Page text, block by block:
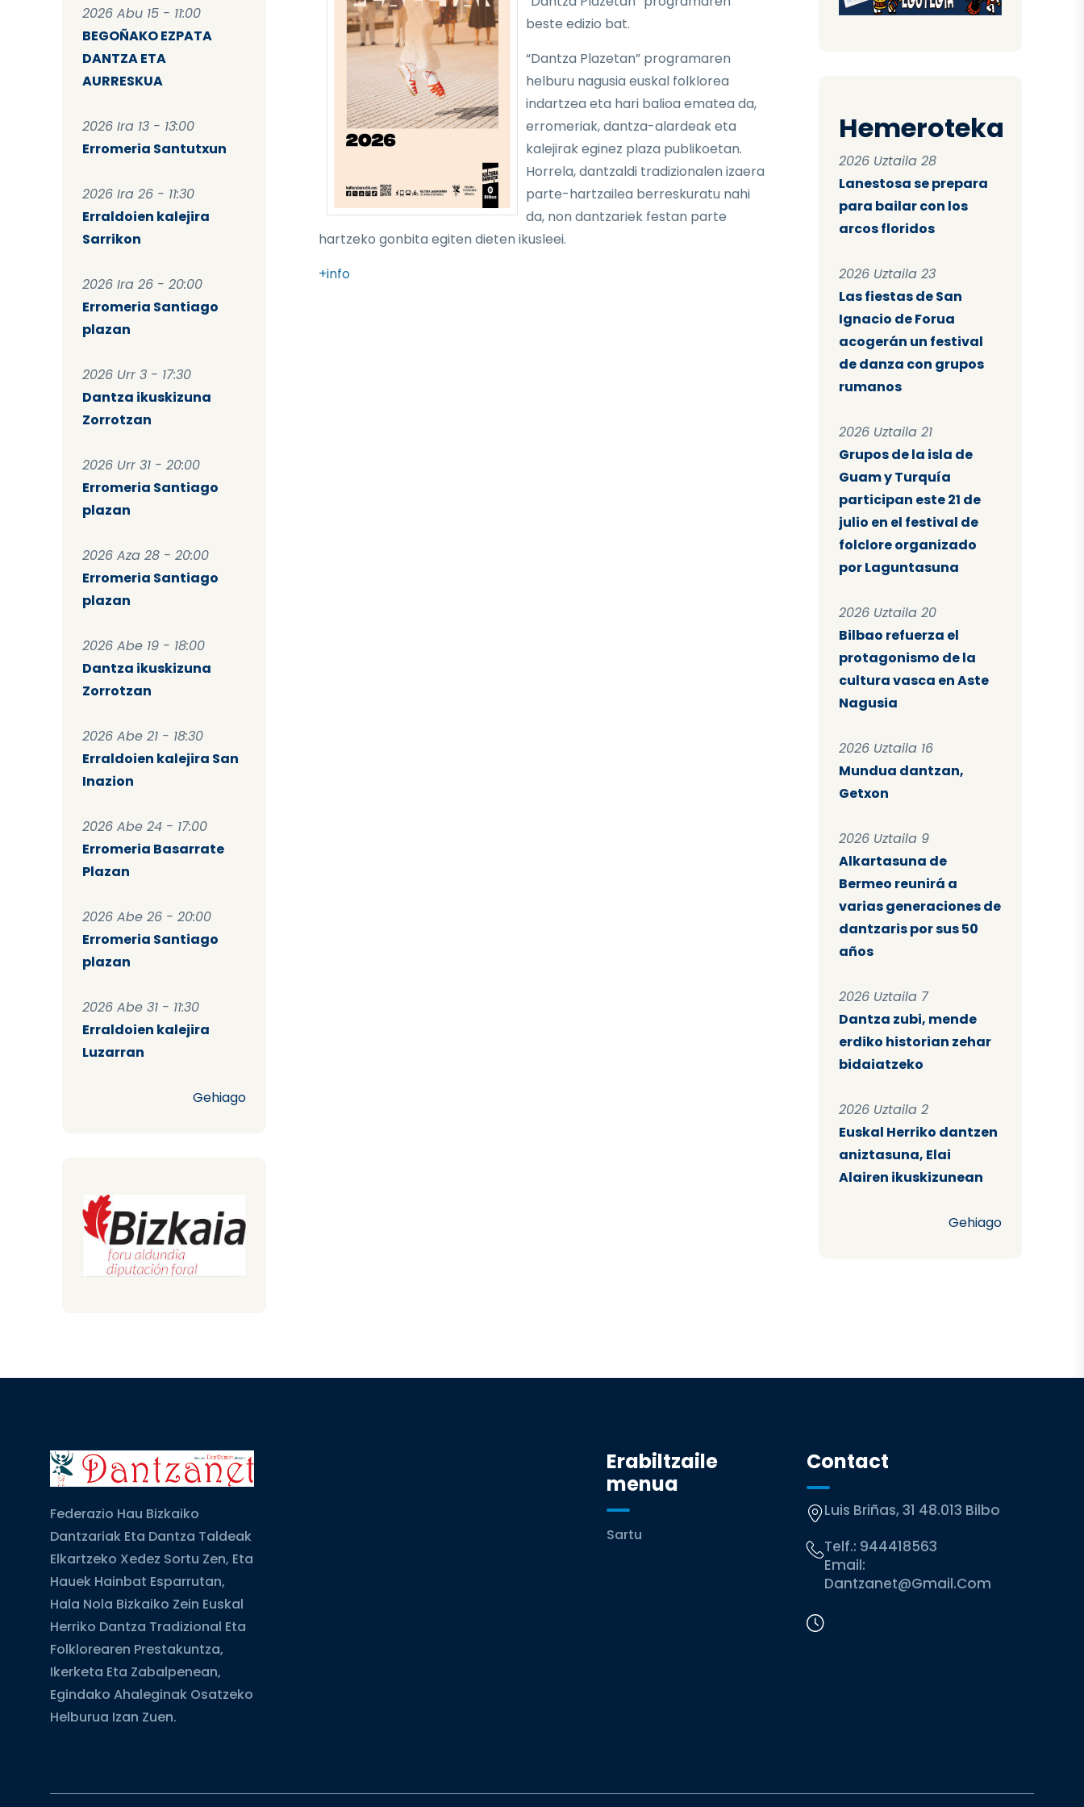
2026 Abu 15 - 11:00
BEGOÑAKO EZPATA
DANTZA ETA
AURRESKUA
2026 Ira 13 - 13:00
Erromeria Santutxun
2026 Ira 26 - 11:30
Erraldoien kalejira
Sarrikon
2026 Ira 26 - 20:00
Erromeria Santiago
plazan
2026 Urr 3 - 17:30
Dantza ikuskizuna
Zorrotzan
2026 Urr 31 - 20:00
Erromeria Santiago
plazan
2026 Aza 28 - 20:00
Erromeria Santiago
plazan
2026 Abe 19 - 18:00
Dantza ikuskizuna
Zorrotzan
2026 Abe 21 - 18:30
Erraldoien kalejira San
Inazion
2026 Abe 24 - 17:00
Erromeria Basarrate
Plazan
2026 Abe 26 - 20:00
Erromeria Santiago
plazan
2026 Abe 31 - 11:30
Erraldoien kalejira
Luzarran
Gehiago
beste edizio bat.
“Dantza Plazetan” programaren
helburu nagusia euskal folklorea
indartzea eta hari balioa ematea da,
erromeriak, dantza-alardeak eta
kalejirak eginez plaza publikoetan.
Horrela, dantzaldi tradizionalen izaera
parte-hartzailea berreskuratu nahi
da, non dantzariek festan parte
hartzeko gonbita egiten dieten ikusleei.
+info
Hemeroteka
2026 Uztaila 28
Lanestosa se prepara
para bailar con los
arcos floridos
2026 Uztaila 23
Las fiestas de San
Ignacio de Forua
acogerán un festival
de danza con grupos
rumanos
2026 Uztaila 21
Grupos de la isla de
Guam y Turquía
participan este 21 de
julio en el festival de
folclore organizado
por Laguntasuna
2026 Uztaila 20
Bilbao refuerza el
protagonismo de la
cultura vasca en Aste
Nagusia
2026 Uztaila 16
Mundua dantzan,
Getxon
2026 Uztaila 9
Alkartasuna de
Bermeo reunirá a
varias generaciones de
dantzaris por sus 50
años
2026 Uztaila 7
Dantza zubi, mende
erdiko historian zehar
bidaiatzeko
2026 Uztaila 2
Euskal Herriko dantzen
aniztasuna, Elai
Alairen ikuskizunean
Gehiago
Federazio Hau Bizkaiko
Dantzariak Eta Dantza Taldeak
Elkartzeko Xedez Sortu Zen, Eta
Hauek Hainbat Esparrutan,
Hala Nola Bizkaiko Zein Euskal
Herriko Dantza Tradizional Eta
Folklorearen Prestakuntza,
Ikerketa Eta Zabalpenean,
Egindako Ahaleginak Osatzeko
Helburua Izan Zuen.
Erabiltzaile
menua
Sartu
Contact
Luis Briñas, 31 48.013 Bilbo
Telf.: 944418563
Email:
Dantzanet@gmail.com